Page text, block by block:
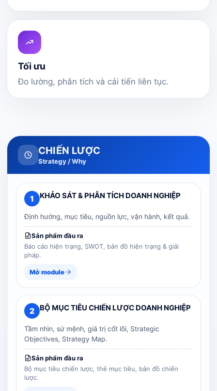
Tối ưu
Đo lường, phân tích và cải tiến liên tục.
CHIẾN LƯỢC
Strategy / Why
1 KHẢO SÁT & PHÂN TÍCH DOANH NGHIỆP
Định hướng, mục tiêu, nguồn lực, vận hành, kết quả.
Sản phẩm đầu ra
Báo cáo hiện trạng, SWOT, bản đồ hiện trạng & giải
pháp.
Mở module
2 BỘ MỤC TIÊU CHIẾN LƯỢC DOANH NGHIỆP
Tầm nhìn, sứ mệnh, giá trị cốt lõi, Strategic
Objectives, Strategy Map.
Sản phẩm đầu ra
Bộ mục tiêu chiến lược, thẻ mục tiêu, bản đồ chiến
lược.